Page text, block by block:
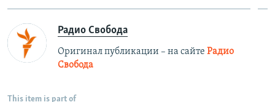
Радио Свобода
Оригинал публикации – на сайте Радио
Свобода
This item is part of